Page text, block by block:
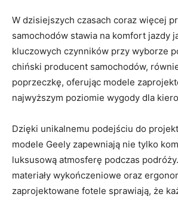
W dzisiejszych czasach coraz ​więcej
samochodów stawia‌ na komfort jazdy
kluczowych czynników przy wyborze
chiński producent samochodów,
poprzeczkę, oferując modele​
najwyższym poziomie wygody dla
Dzięki unikalnemu podejściu do
modele‌ Geely zapewniają nie tylko‍
luksusową atmosferę podczas
materiały wykończeniowe oraz
zaprojektowane fotele sprawiają, że